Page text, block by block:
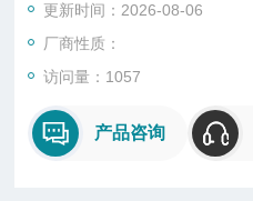
更新时间：2026-08-06
厂商性质：
访问量：1057
产品咨询